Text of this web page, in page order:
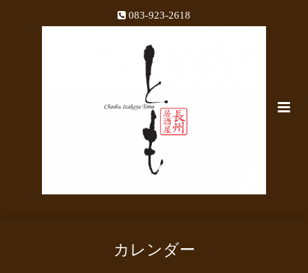
083-923-2618
カレンダー